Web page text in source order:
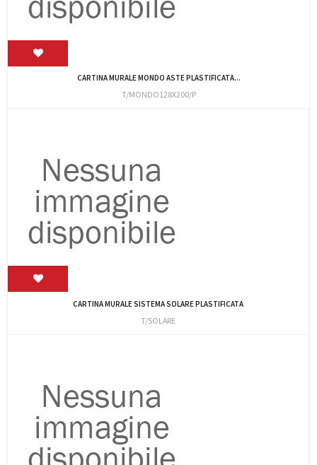
CARTINA MURALE MONDO ASTE PLASTIFICATA...
T/MONDO128X200/P
CARTINA MURALE SISTEMA SOLARE PLASTIFICATA
T/SOLARE